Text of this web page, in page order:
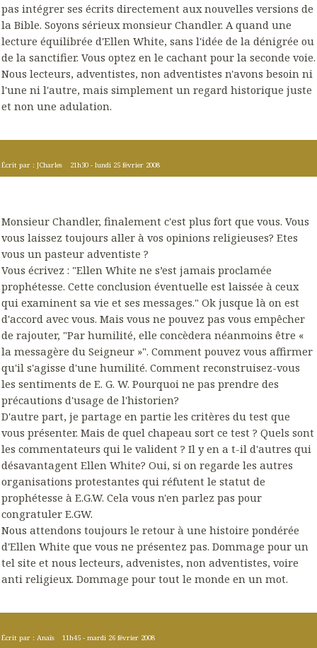
pas intégrer ses écrits directement aux nouvelles versions de
la Bible. Soyons sérieux monsieur Chandler. A quand une
lecture équilibrée d'Ellen White, sans l'idée de la dénigrée ou
de la sanctifier. Vous optez en le cachant pour la seconde voie.
Nous lecteurs, adventistes, non adventistes n'avons besoin ni
l'une ni l'autre, mais simplement un regard historique juste
et non une adulation.
Écrit par : JCharles 21h30 -lundi 25 février 2008
Monsieur Chandler, finalement c'est plus fort que vous. Vous
vous laissez toujours aller à vos opinions religieuses? Etes
vous un pasteur adventiste ?
Vous écrivez : "Ellen White ne s’est jamais proclamée
prophétesse. Cette conclusion éventuelle est laissée à ceux
qui examinent sa vie et ses messages." Ok jusque là on est
d'accord avec vous. Mais vous ne pouvez pas vous empêcher
de rajouter, "Par humilité, elle concèdera néanmoins être «
la messagère du Seigneur »". Comment pouvez vous affirmer
qu'il s'agisse d'une humilité. Comment reconstruisez-vous
les sentiments de E. G. W. Pourquoi ne pas prendre des
précautions d'usage de l'historien?
D'autre part, je partage en partie les critères du test que
vous présenter. Mais de quel chapeau sort ce test ? Quels sont
les commentateurs qui le valident ? Il y en a t-il d'autres qui
désavantagent Ellen White? Oui, si on regarde les autres
organisations protestantes qui réfutent le statut de
prophétesse à E.G.W. Cela vous n'en parlez pas pour
congratuler E.GW.
Nous attendons toujours le retour à une histoire pondérée
d'Ellen White que vous ne présentez pas. Dommage pour un
tel site et nous lecteurs, advenistes, non adventistes, voire
anti religieux. Dommage pour tout le monde en un mot.
Écrit par : Anaïs 11h45 -mardi 26 février 2008